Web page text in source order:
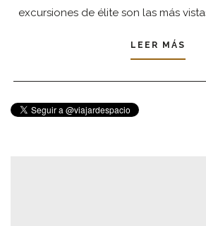
excursiones de élite son las más
LEER MÁS